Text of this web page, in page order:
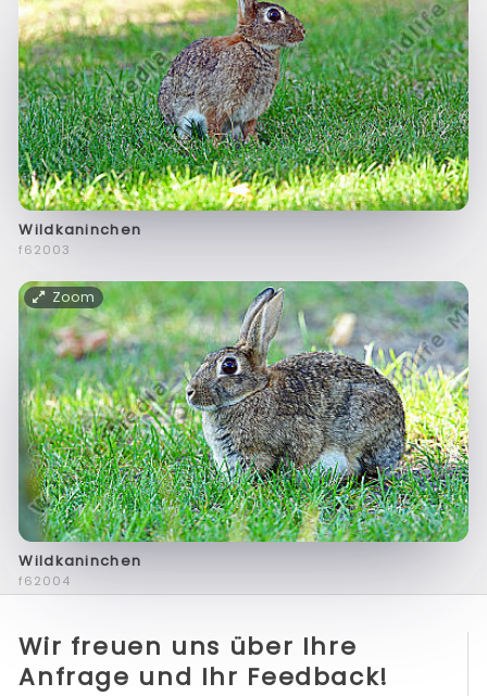
Wildkaninchen
f62003
Zoom
Wildkaninchen
f62004
Wir freuen uns über Ihre
Anfrage und Ihr Feedback!